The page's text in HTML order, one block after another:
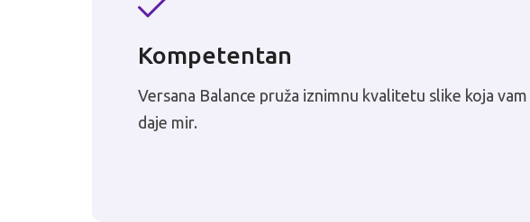
Kompetentan
Versana Balance pruža iznimnu kvalitetu slike koja vam
daje mir.